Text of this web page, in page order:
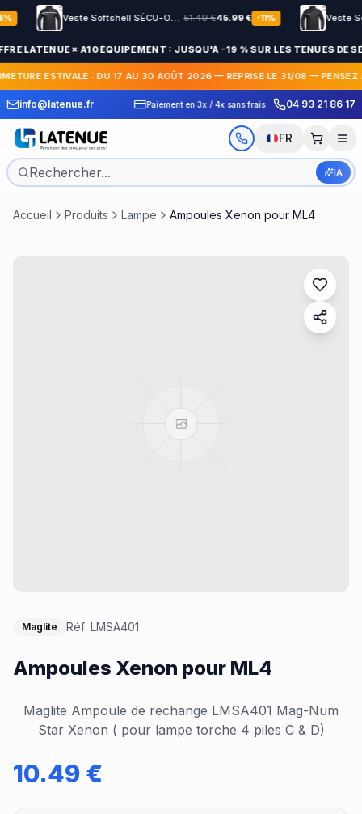
Veste Softshell SÉCU-ONE HV-TAPE Sécurité Privée noir 51.49€45.99€ -11%
LATENUE × A10 ÉQUIPEMENT : JUSQU'À -19 % SUR LES TENUES DE
ESTIVALE : DU 17 AU 30 AOÛT 2026 — REPRISE LE 31/08 — PENSEZ
info@latenue.fr
en France et
Paiement en 3x / 4x sans frais
30 jours pour
04 93 21 86 17
FR
IA
Accueil Produits Lampe Ampoules Xenon pour ML4
Maglite Réf: LMSA401
Ampoules Xenon pour ML4
Maglite Ampoule de rechange LMSA401 Mag-Num
Star Xenon ( pour lampe torche 4 piles C & D)
10.49 €